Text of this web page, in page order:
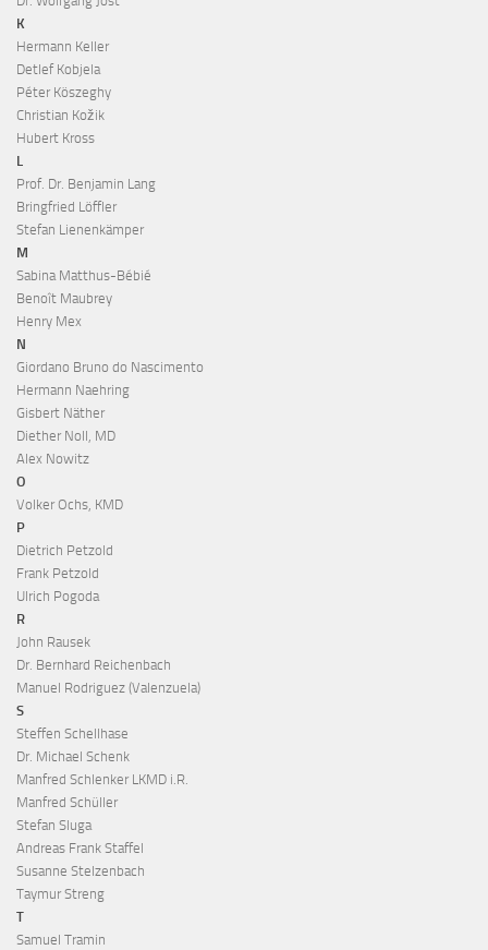
K
Hermann Keller
Detlef Kobjela
Péter Köszeghy
Christian Kožik
Hubert Kross
L
Prof. Dr. Benjamin Lang
Bringfried Löffler
Stefan Lienenkämper
M
Sabina Matthus-Bébié
Benoît Maubrey
Henry Mex
N
Giordano Bruno do Nascimento
Hermann Naehring
Gisbert Näther
Diether Noll, MD
Alex Nowitz
O
Volker Ochs, KMD
P
Dietrich Petzold
Frank Petzold
Ulrich Pogoda
R
John Rausek
Dr. Bernhard Reichenbach
Manuel Rodriguez (Valenzuela)
S
Steffen Schellhase
Dr. Michael Schenk
Manfred Schlenker LKMD i.R.
Manfred Schüller
Stefan Sluga
Andreas Frank Staffel
Susanne Stelzenbach
Taymur Streng
T
Samuel Tramin